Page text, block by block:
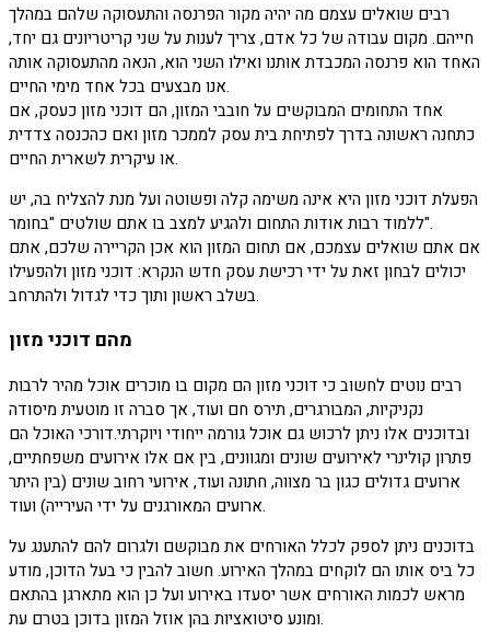
רבים שואלים עצמם מה יהיה מקור הפרנסה והתעסוקה שלהם במהלך
חייהם. מקום עבודה של כל אדם, צריך לענות על שני קריטריונים גם יחד,
האחד הוא פרנסה המכבדת אותנו ואילו השני הוא, הנאה מהתעסוקה אותה
אנו מבצעים בכל אחד מימי החיים.
אחד התחומים המבוקשים על חובבי המזון, הם דוכני מזון כעסק, אם
כתחנה ראשונה בדרך לפתיחת בית עסק לממכר מזון ואם כהכנסה צדדית
או עיקרית לשארית החיים.
הפעלת דוכני מזון היא אינה משימה קלה ופשוטה ועל מנת להצליח בה, יש
ללמוד רבות אודות התחום ולהגיע למצב בו אתם שולטים "בחומר".
אם אתם שואלים עצמכם, אם תחום המזון הוא אכן הקריירה שלכם, אתם
יכולים לבחון זאת על ידי רכישת עסק חדש הנקרא: דוכני מזון ולהפעילו
בשלב ראשון ותוך כדי לגדול ולהתרחב.
מהם דוכני מזון
רבים נוטים לחשוב כי דוכני מזון הם מקום בו מוכרים אוכל מהיר לרבות
נקניקיות, המבורגרים, תירס חם ועוד, אך סברה זו מוטעית מיסודה
ובדוכנים אלו ניתן לרכוש גם אוכל גורמה ייחודי ויוקרתי.דורכי האוכל הם
פתרון קולינרי לאירועים שונים ומגוונים, בין אם אלו אירועים משפחתיים,
ארועים גדולים כגון בר מצווה, חתונה ועוד, אירועי רחוב שונים (בין היתר
ארועים המאורגנים על ידי העירייה) ועוד.
בדוכנים ניתן לספק לכלל האורחים את מבוקשם ולגרום להם להתענג על
כל ביס אותו הם לוקחים במהלך האירוע. חשוב להבין כי בעל הדוכן, מודע
מראש לכמות האורחים אשר יסעדו באירוע ועל כן הוא מתארגן בהתאם
ומונע סיטואציות בהן אוזל המזון בדוכן בטרם עת.